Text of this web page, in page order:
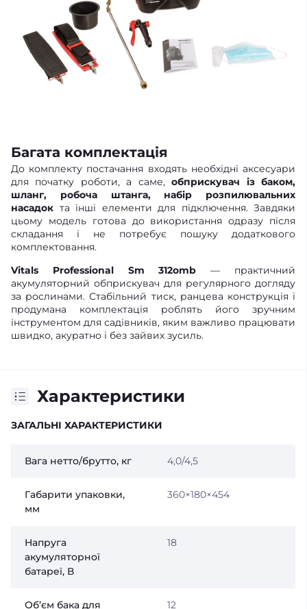
Багата комплектація
До комплекту постачання входять необхідні аксесуари
для початку роботи, а саме,обприскувач із баком,
шланг, робоча штанга, набір розпилювальних
насадок та інші елементи для підключення. Завдяки
цьому модель готова до використання одразу після
складання і не потребує пошуку додаткового
комплектовання.
Vitals Professional Sm 312omb — практичний
акумуляторний обприскувач для регулярного догляду
за рослинами. Стабільний тиск, ранцева конструкція і
продумана комплектація роблять його зручним
інструментом для садівників, яким важливо працювати
швидко, акуратно і без зайвих зусиль.
Характеристики
ЗАГАЛЬНІ ХАРАКТЕРИСТИКИ
Вага нетто/брутто, кг 4,0/4,5
Габарити упаковки,
мм
360×180×454
Напруга
акумуляторної
батареї, В
18
Об’єм бака для
12